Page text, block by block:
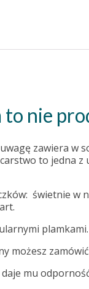
nie
zawiera
to jedna
świetnie w
plamkami.
możesz
mu